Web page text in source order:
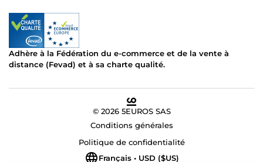
Adhère à la Fédération du e-commerce et de la vente à
distance (Fevad) et à sa charte qualité.
© 2026 5EUROS SAS
Conditions générales
Politique de confidentialité
Français • USD ($US)